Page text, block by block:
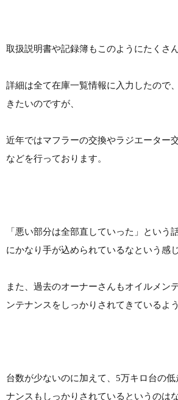
取扱説明書や記録簿もこのようにたくさ
詳細は全て在庫一覧情報に入力したので
きたいのですが、
近年ではマフラーの交換やラジエーター
などを行っております。
「悪い部分は全部直していった」という
にかなり手が込められているなという感じ
また、過去のオーナーさんもオイルメン
ンテナンスをしっかりされてきているよ
台数が少ないのに加えて、5万キロ台の
ナンスもしっかりされているというのは